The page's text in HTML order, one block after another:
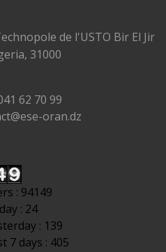
de l'USTO Bir El Jir
31000
62 70 99
oran.dz
: 94149
: 24
: 139
7 days : 405